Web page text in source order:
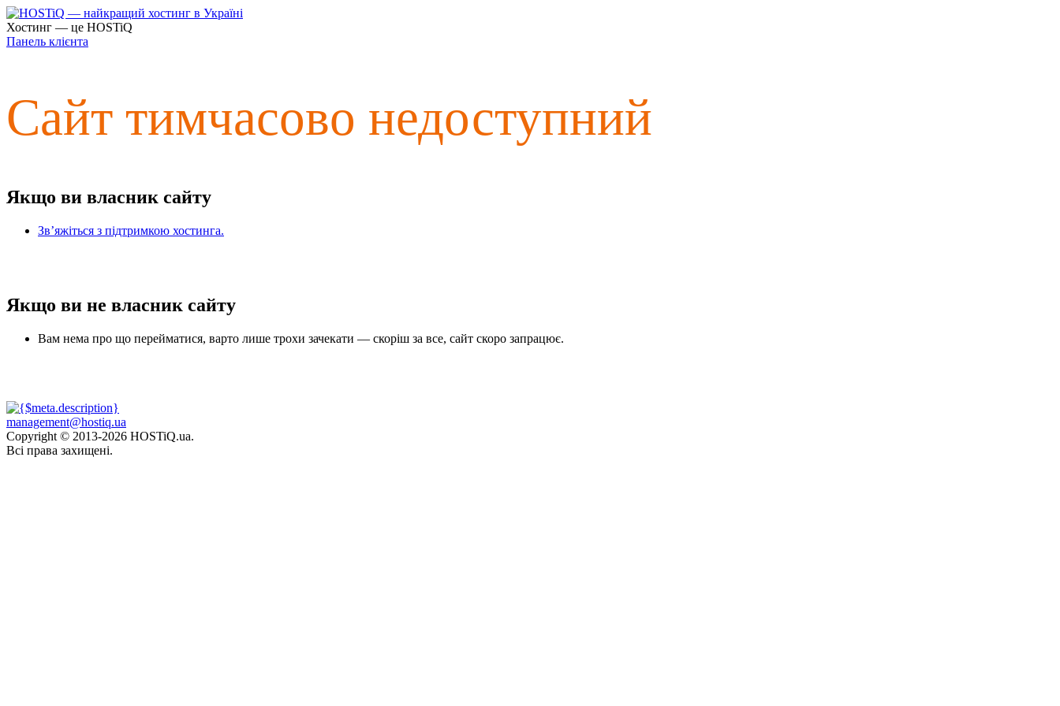
Хостинг — це HOSTiQ
Панель клієнта
Сайт тимчасово недоступний
Якщо ви власник сайту
Зв’яжіться з підтримкою хостинга.
Якщо ви не власник сайту
Вам нема про що перейматися, варто лише трохи зачекати — скоріш за все, сайт скоро запрацює.
management@hostiq.ua
Copyright © 2013-2026 HOSTiQ.ua.
Всі права захищені.